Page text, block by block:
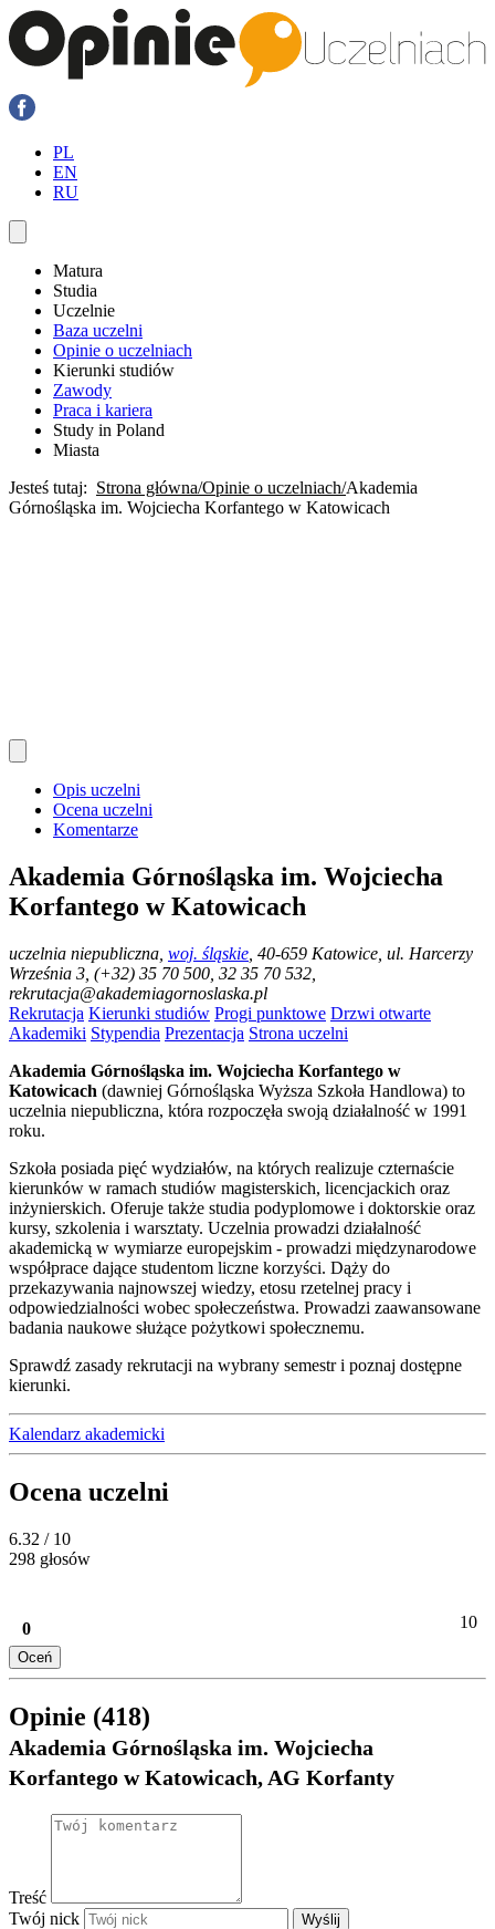
PL
EN
RU
Matura
Studia
Uczelnie
Baza uczelni
Opinie o uczelniach
Kierunki studiów
Zawody
Praca i kariera
Study in Poland
Miasta
Jesteś tutaj: Strona główna Opinie o uczelniach Akademia
Górnośląska im. Wojciecha Korfantego w Katowicach
Opis uczelni
Ocena uczelni
Komentarze
Akademia Górnośląska im. Wojciecha
Korfantego w Katowicach
uczelnia niepubliczna woj. śląskie , 40-659 Katowice, ul. Harcerzy
Września 3, (+32) 35 70 500, 32 35 70 532,
rekrutacja@akademiagornoslaska.pl
Rekrutacja Kierunki studiów Progi punktowe Drzwi otwarte
Akademiki Stypendia Prezentacja Strona uczelni
Akademia Górnośląska im. Wojciecha Korfantego w
Katowicach (dawniej Górnośląska Wyższa Szkoła Handlowa) to
uczelnia niepubliczna, która rozpoczęła swoją działalność w 1991
roku.
Szkoła posiada pięć wydziałów, na których realizuje czternaście
kierunków w ramach studiów magisterskich, licencjackich oraz
inżynierskich. Oferuje także studia podyplomowe i doktorskie oraz
kursy, szkolenia i warsztaty. Uczelnia prowadzi działalność
akademicką w wymiarze europejskim - prowadzi międzynarodowe
współprace dające studentom liczne korzyści. Dąży do
przekazywania najnowszej wiedzy, etosu rzetelnej pracy i
odpowiedzialności wobec społeczeństwa. Prowadzi zaawansowane
badania naukowe służące pożytkowi społecznemu.
Sprawdź zasady rekrutacji na wybrany semestr i poznaj dostępne
kierunki.
Kalendarz akademicki
Ocena uczelni
6.32 / 10
298 głosów
0 10
Oceń
Opinie (418)
Akademia Górnośląska im. Wojciecha
Korfantego w Katowicach, AG Korfanty
Treść
Twój nick
Wyślij